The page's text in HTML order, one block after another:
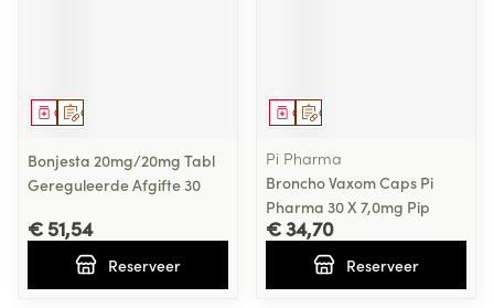
Op voorschrift
Geneesmiddel
Bonjesta 20mg/20mg Tabl
Gereguleerde Afgifte 30
€ 51,54
Reserveer
Op voorschrift
Geneesmiddel
Pi Pharma
Broncho Vaxom Caps Pi
Pharma 30 X 7,0mg Pip
€ 34,70
Reserveer